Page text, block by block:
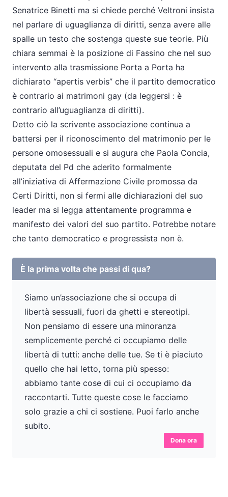
Senatrice Binetti ma si chiede perché Veltroni insista
nel parlare di uguaglianza di diritti, senza avere alle
spalle un testo che sostenga queste sue teorie. Più
chiara semmai è la posizione di Fassino che nel suo
intervento alla trasmissione Porta a Porta ha
dichiarato “apertis verbis” che il partito democratico
è contrario ai matrimoni gay (da leggersi : è
contrario all’uguaglianza di diritti).
Detto ciò la scrivente associazione continua a
battersi per il riconoscimento del matrimonio per le
persone omosessuali e si augura che Paola Concia,
deputata del Pd che aderito formalmente
all’iniziativa di Affermazione Civile promossa da
Certi Diritti, non si fermi alle dichiarazioni del suo
leader ma si legga attentamente programma e
manifesto dei valori del suo partito. Potrebbe notare
che tanto democratico e progressista non è.
È la prima volta che passi di qua?
Siamo un’associazione che si occupa di
libertà sessuali, fuori da ghetti e stereotipi.
Non pensiamo di essere una minoranza
semplicemente perché ci occupiamo delle
libertà di tutti: anche delle tue. Se ti è piaciuto
quello che hai letto, torna più spesso:
abbiamo tante cose di cui ci occupiamo da
raccontarti. Tutte queste cose le facciamo
solo grazie a chi ci sostiene. Puoi farlo anche
subito.
Dona ora